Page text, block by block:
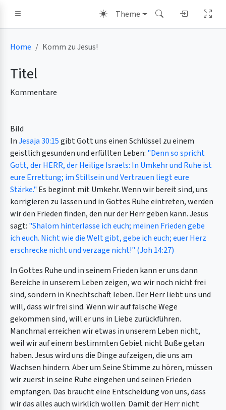
Theme
Home Komm zu Jesus!
Titel
Kommentare
Bild
InJesaja 30:15gibt Gott uns einen Schlüssel zu einem
geistlich gesunden und erfüllten Leben: "Denn so spricht
Gott, der HERR, der Heilige Israels: In Umkehr und Ruhe ist
eure Errettung; im Stillsein und Vertrauen liegt eure
Stärke." Es beginnt mit Umkehr. Wenn wir bereit sind, uns
korrigieren zu lassen und in Gottes Ruhe eintreten, werden
wir den Frieden finden, den nur der Herr geben kann. Jesus
sagt: "Shalom hinterlasse ich euch; meinen Frieden gebe
ich euch. Nicht wie die Welt gibt, gebe ich euch; euer Herz
erschrecke nicht und verzage nicht!" (Joh 14:27)
In Gottes Ruhe und in seinem Frieden kann er uns dann
Bereiche in unserem Leben zeigen, wo wir noch nicht frei
sind, sondern in Knechtschaft leben. Der Herr liebt uns und
will, dass wir frei sind. Wenn wir auf falsche Wege
gekommen sind, will er uns in Liebe zurückführen.
Manchmal erreichen wir etwas in unserem Leben nicht,
weil wir auf einem bestimmten Gebiet nicht Buße getan
haben. Jesus wird uns die Dinge aufzeigen, die uns am
Wachsen hindern. Aber um Seine Stimme zu hören, müssen
wir zuerst in seine Ruhe eingehen und seinen Frieden
empfangen. Das braucht eine Entscheidung von uns, dass
wir das alles auch wirklich wollen. Damit der Herr nicht